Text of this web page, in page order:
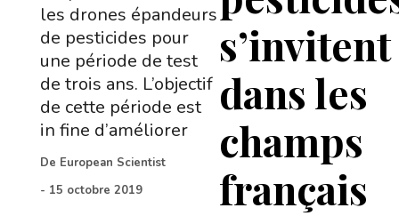
s’invitent
dans les
champs
français
les drones épandeurs
de pesticides pour
une période de test
de trois ans. L’objectif
de cette période est
in fine d’améliorer
De European Scientist
- 15 octobre 2019